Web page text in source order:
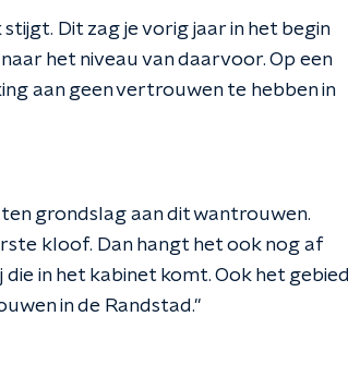
Dit zag je vorig jaar in het begin
het niveau van daarvoor. Op een
aan geen vertrouwen te hebben in
grondslag aan dit wantrouwen.
kloof. Dan hangt het ook nog af
in het kabinet komt. Ook het gebied
in de Randstad.''